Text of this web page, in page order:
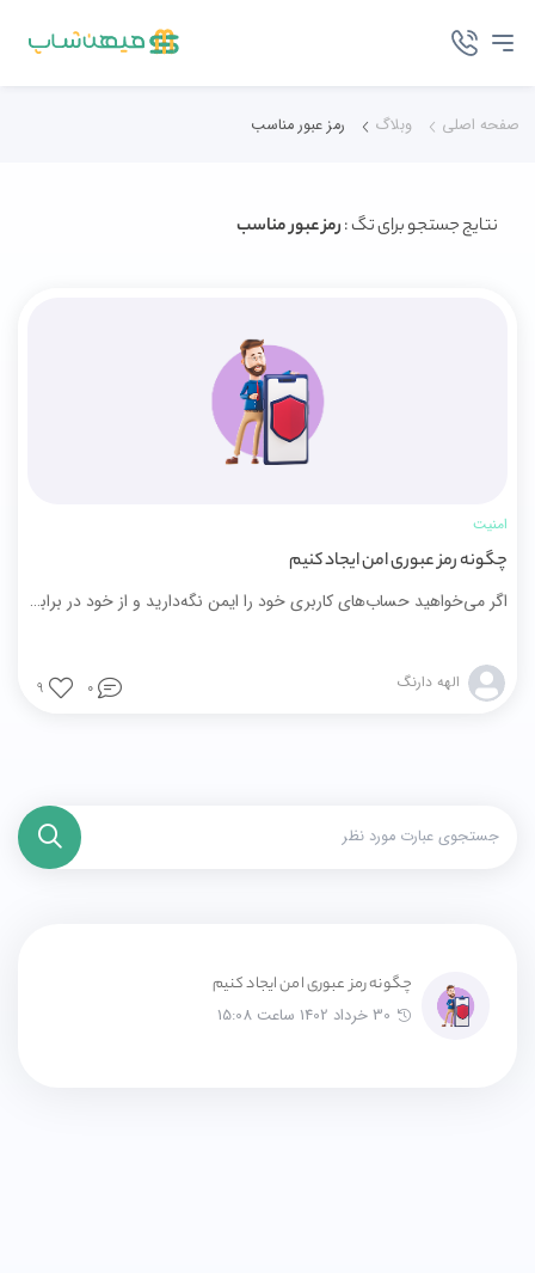
صفحه اصلی وبلاگ رمز عبور مناسب
چگونه رمز عبوری امن ایجاد ‌کنیم
30 خرداد 1402 ساعت 15:08
نتایج جستجو برای تگ :رمز عبور مناسب
امنیت
چگونه رمز عبوری امن ایجاد ‌کنیم
اگر می‌خواهید حساب‌های کاربری خود را ایمن نگه‌دارید و از خود در برابر هکرها محافظت کنید، این 9 نکته را دنبال کنید تا رمز عبور امنی که به‌راحتی به خاطر سپرده شود را پیدا کنید.
الهه دارنگ 0
9